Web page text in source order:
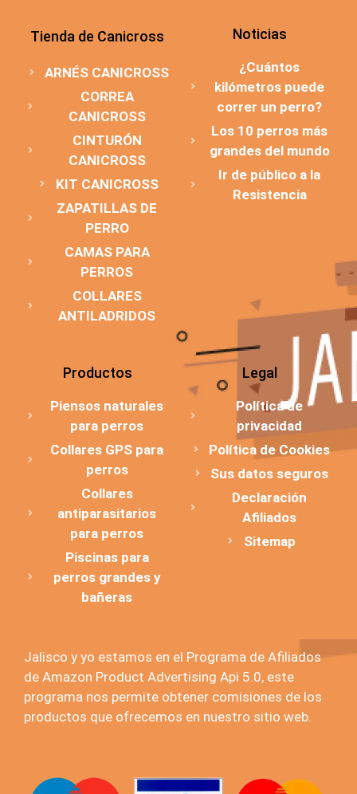
Tienda de Canicross
ARNÉS CANICROSS
CORREA
CANICROSS
CINTURÓN
CANICROSS
KIT CANICROSS
ZAPATILLAS DE
PERRO
CAMAS PARA
PERROS
COLLARES
ANTILADRIDOS
Noticias
¿Cuántos
kilómetros puede
correr un perro?
Los 10 perros más
grandes del mundo
Ir de público a la
Resistencia
Productos
Piensos naturales
para perros
Collares GPS para
perros
Collares
antiparasitarios
para perros
Piscinas para
perros grandes y
bañeras
Legal
Política de
privacidad
Política de Cookies
Sus datos seguros
Declaración
Afiliados
Sitemap
Jalisco y yo estamos en el Programa de Afiliados
de Amazon Product Advertising Api 5.0, este
programa nos permite obtener comisiones de los
productos que ofrecemos en nuestro sitio web.